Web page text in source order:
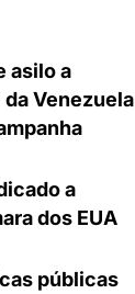
asilo a
da Venezuela
a
dos EUA
públicas